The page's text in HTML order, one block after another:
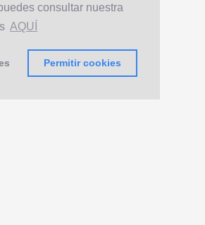
consultar nuestra
AQUÍ
Permitir cookies